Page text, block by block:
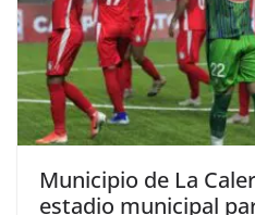
Municipio de La
estadio municipal